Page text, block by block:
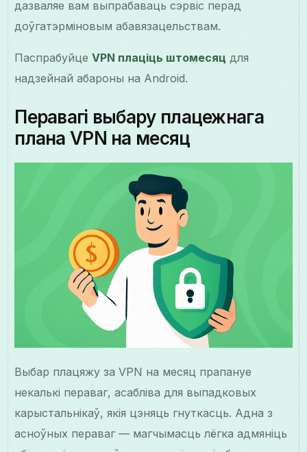
дазваляе вам выпрабаваць сэрвіс перад
доўгатэрміновым абавязацельствам.
ПаспрабуйцеVPN плаціць штомесяц для
надзейнай абароны на Android.
Перавагі выбару плацежнага
плана VPN на месяц
Выбар плацяжу за VPN на месяц прапануе
некалькі пераваг, асабліва для выпадковых
карыстальнікаў, якія цэняць гнуткасць. Адна з
асноўных пераваг — магчымасць лёгка адмяніць